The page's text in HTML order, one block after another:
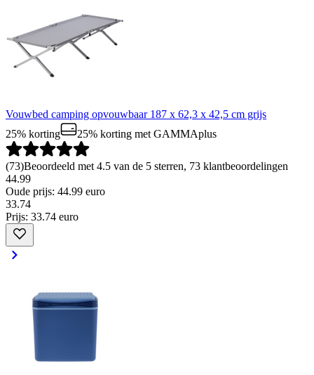
Vouwbed camping opvouwbaar 187 x 62,3 x 42,5 cm grijs
25% korting
25% korting met GAMMAplus
(73)Beoordeeld met 4.5 van de 5 sterren, 73 klantbeoordelingen
44.99
Oude prijs: 44.99 euro
33.74
Prijs: 33.74 euro